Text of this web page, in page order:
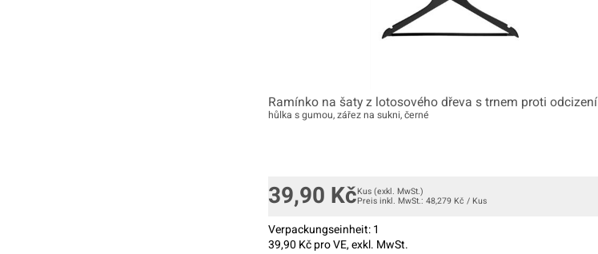
Ramínko na šaty z lotosového dřeva s trnem proti odcizení
hůlka s gumou, zářez na sukni, černé
39,90 KčKus (exkl. MwSt.)
Preis inkl. MwSt.: 48,279 Kč / Kus
Verpackungseinheit:1
39,90 Kč pro VE, exkl. MwSt.